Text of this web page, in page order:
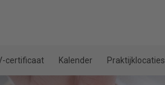
certificaat Kalender Praktijklocaties